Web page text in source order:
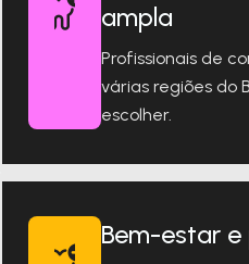
ampla
Profissionais de
várias regiões do
escolher.
Bem-estar